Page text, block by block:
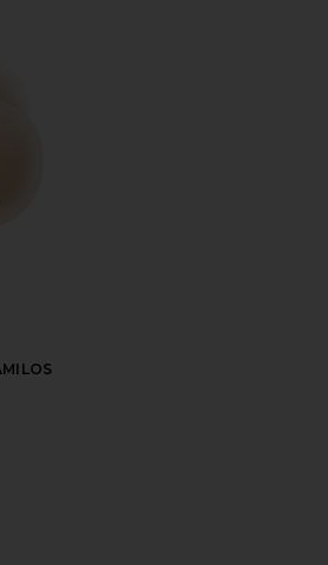
COBERTURAS PARA MAMILOS NIPPIES